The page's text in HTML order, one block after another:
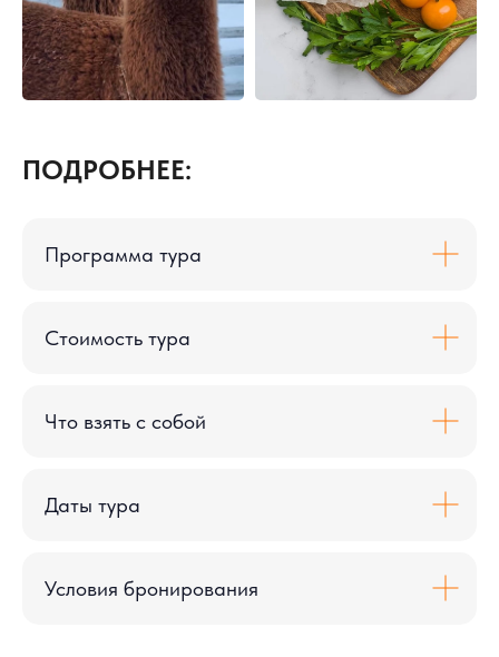
ПОДРОБНЕЕ:
Программа тура
Стоимость тура
Что взять с собой
Даты тура
Условия бронирования